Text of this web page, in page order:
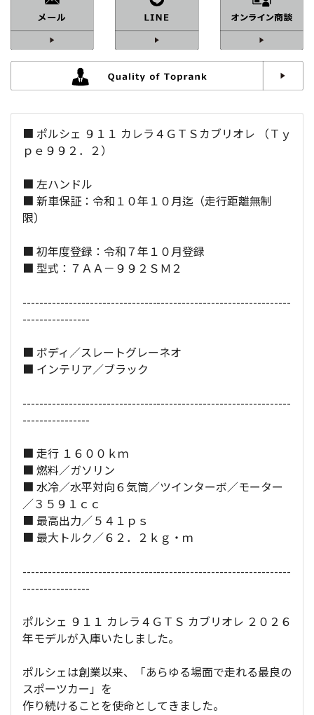
修復歴：
中古車
総排気量：3,600cc
全長×全幅×全高：
■ ポルシェ ９１１ カレラ４ＧＴＳカブリオレ （Ｔｙ
ｐｅ９９２．２）
■ 左ハンドル
■ 新車保証：令和１０年１０月迄（走行距離無制
限）
■ 初年度登録：令和７年１０月登録
■ 型式：７ＡＡ－９９２ＳＭ２
----------------------------------------------------------------
----------------
■ ボディ／スレートグレーネオ
■ インテリア／ブラック
----------------------------------------------------------------
----------------
■ 走行 １６００ｋｍ
■ 燃料／ガソリン
■ 水冷／水平対向６気筒／ツインターボ／モーター
／３５９１ｃｃ
■ 最高出力／５４１ｐｓ
■ 最大トルク／６２．２ｋｇ・ｍ
----------------------------------------------------------------
----------------
ポルシェ ９１１ カレラ４ＧＴＳ カブリオレ ２０２６
年モデルが入庫いたしました。
ポルシェは創業以来、「あらゆる場面で走れる最良の
スポーツカー」を
作り続けることを使命としてきました。